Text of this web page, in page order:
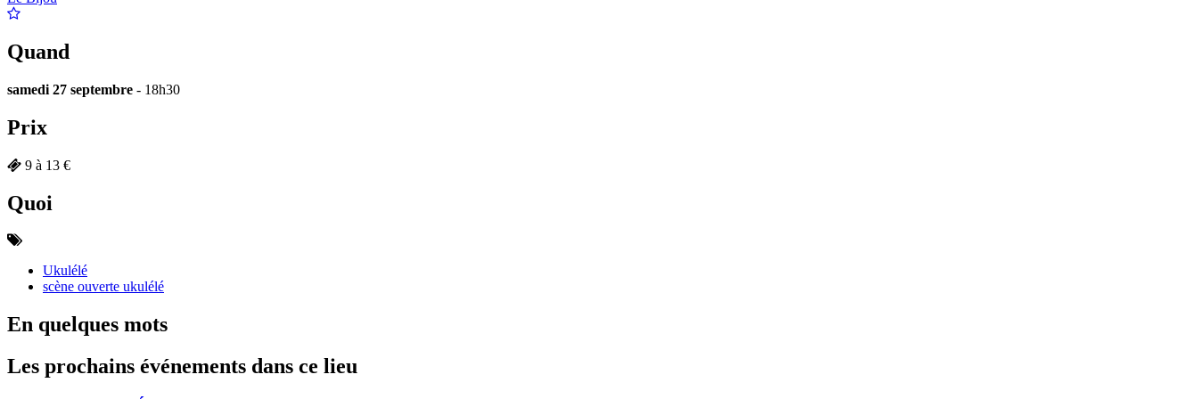
Quand
samedi 27 septembre - 18h30
Prix
9 à 13 €
Quoi
Ukulélé
scène ouverte ukulélé
En quelques mots
Les prochains événements dans ce lieu